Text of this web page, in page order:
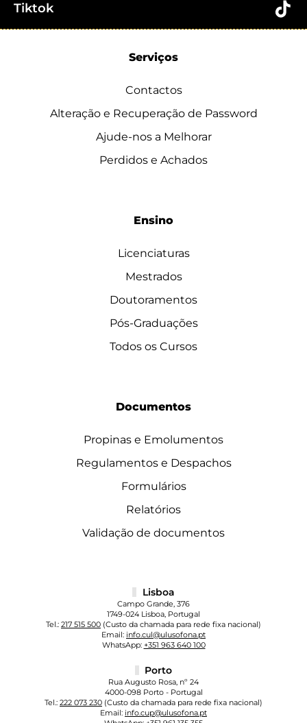
Tiktok
Serviços
Contactos
Alteração e Recuperação de Password
Ajude-nos a Melhorar
Perdidos e Achados
Ensino
Licenciaturas
Mestrados
Doutoramentos
Pós-Graduações
Todos os Cursos
Documentos
Propinas e Emolumentos
Regulamentos e Despachos
Formulários
Relatórios
Validação de documentos
Lisboa
Campo Grande, 376
1749-024 Lisboa, Portugal
Tel.: 217 515 500 (Custo da chamada para rede fixa nacional)
Email: info.cul@ulusofona.pt
WhatsApp: +351 963 640 100
Porto
Rua Augusto Rosa, nº 24
4000-098 Porto - Portugal
Tel.: 222 073 230 (Custo da chamada para rede fixa nacional)
Email: info.cup@ulusofona.pt